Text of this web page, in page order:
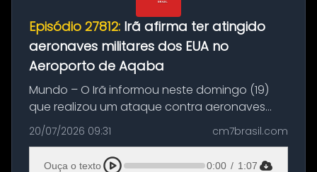
Episódio 27812: Irã afirma ter atingido
aeronaves militares dos EUA no
Aeroporto de Aqaba
Mundo – O Irã informou neste domingo (19)
que realizou um ataque contra aeronaves
militares dos Estados Unidos estacionadas no
Aeroporto de Aqaba, na Jordânia, durante a
21ª fase da Operação Nasr 2. A...
20/07/2026 09:31 cm7brasil.com
Ouça o texto 0:00 / 1:07